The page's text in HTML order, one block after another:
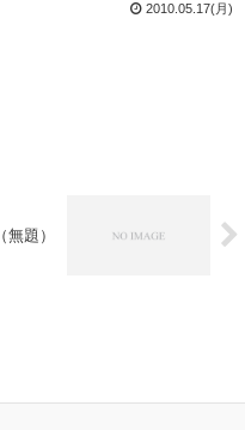
2010.05.17(月)
（無題）